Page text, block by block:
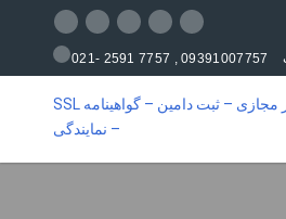
09391007757 , 7757 2591 -021